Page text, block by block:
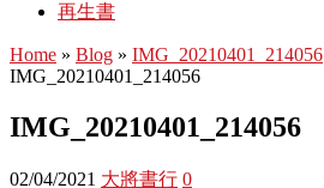
再生書
Home » Blog » IMG_20210401_214056
IMG_20210401_214056
IMG_20210401_214056
02/04/2021 大將書行 0